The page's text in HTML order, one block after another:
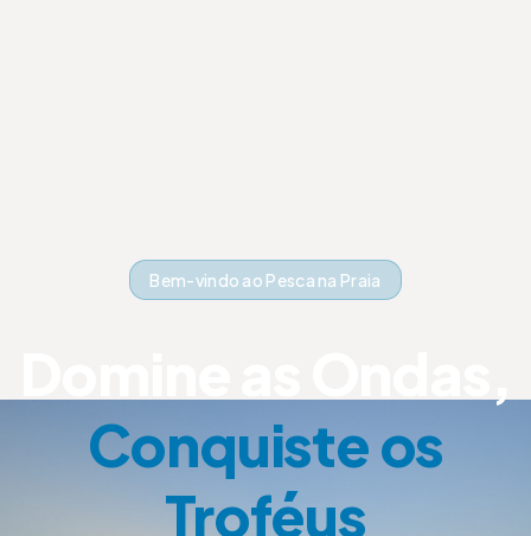
Bem-vindo ao Pesca na Praia
Conquiste os
Troféus